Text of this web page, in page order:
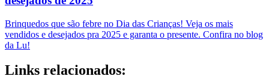
Brinquedos que são febre no Dia das Crianças! Veja os mais
vendidos e desejados pra 2025 e garanta o presente. Confira no blog
da Lu!
Links relacionados: